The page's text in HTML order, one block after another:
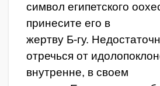
символ египетского
принесите его в
жертву Б-гу.
отречься от
внутренне, в своем